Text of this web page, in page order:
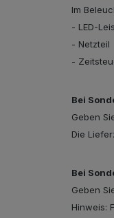
Im
- LED-
- Netzteil
-
Bei
Geben
Die
Bei
Geben
Hinweis: